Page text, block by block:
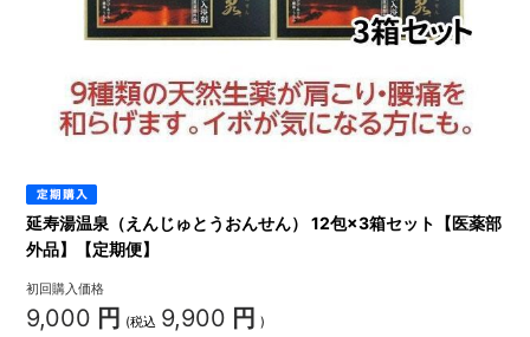
延寿湯温泉（えんじゅとうおんせん） 12包×3箱セット【医薬部
外品】【定期便】
初回購入価格
9,000 円 (税込 9,900 円 )